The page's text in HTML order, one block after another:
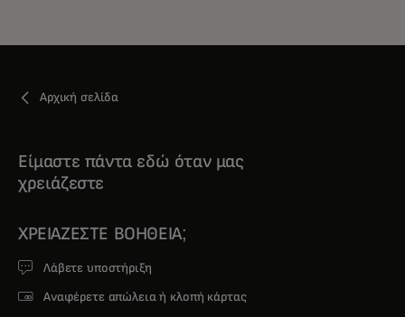
Αρχική σελίδα
Είμαστε πάντα εδώ όταν μας
χρειάζεστε
ΧΡΕΙΆΖΕΣΤΕ ΒΟΉΘΕΙΑ;
Λάβετε υποστήριξη
Αναφέρετε απώλεια ή κλοπή κάρτας